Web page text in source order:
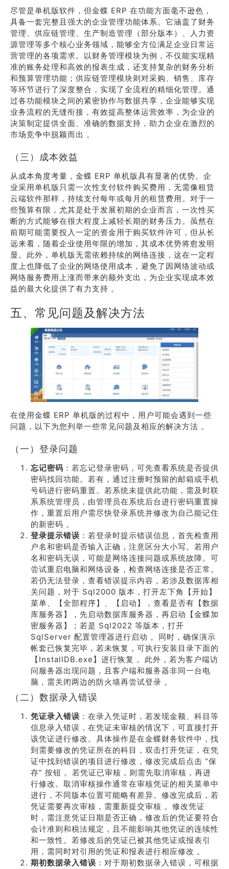
尽管是单机版软件，但金蝶 ERP 在功能方面毫不逊色，
具备一套完整且强大的企业管理功能体系。它涵盖了财务
管理、供应链管理、生产制造管理（部分版本）、人力资
源管理等多个核心业务领域，能够全方位满足企业日常运
营管理的各项需求。以财务管理模块为例，不仅能实现精
准的账务处理和高效的报表生成，还支持复杂的财务分析
和预算管理功能；供应链管理模块则对采购、销售、库存
等环节进行了深度整合，实现了全流程的精细化管理。通
过各功能模块之间的紧密协作与数据共享，企业能够实现
业务流程的无缝衔接，有效提高整体运营效率，为企业的
决策制定提供全面、准确的数据支持，助力企业在激烈的
市场竞争中脱颖而出 。
（三）成本效益
从成本角度考量，金蝶 ERP 单机版具有显著的优势。企
业采用单机版只需一次性支付软件购买费用，无需像租赁
云端软件那样，持续支付每年或每月的租赁费用。对于一
些预算有限，尤其是处于发展初期的企业而言，一次性买
断的方式能够在很大程度上减轻长期的财务压力。虽然在
前期可能需要投入一定的资金用于购买软件许可，但从长
远来看，随着企业使用年限的增加，其成本优势将愈发明
显。此外，单机版无需依赖持续的网络连接，这在一定程
度上也降低了企业的网络使用成本，避免了因网络波动或
网络服务费用上涨而带来的额外支出，为企业实现成本效
益的最大化提供了有力支持 。
五、常见问题及解决方法
在使用金蝶 ERP 单机版的过程中，用户可能会遇到一些
问题，以下为您列举一些常见问题及相应的解决方法 。
（一）登录问题
忘记密码 ：若忘记登录密码，可先查看系统是否提供
密码找回功能。若有，通过注册时预留的邮箱或手机
号码进行密码重置。若系统未提供此功能，需及时联
系系统管理员，由管理员在系统后台进行密码重置操
作，重置后用户需尽快登录系统并修改为自己能记住
的新密码 。
登录提示错误 ：若登录时提示错误信息，首先检查用
户名和密码是否输入正确，注意区分大小写。若用户
名和密码无误，可能是网络连接问题或系统故障。可
尝试重启电脑和网络设备，检查网络连接是否正常。
若仍无法登录，查看错误提示内容，若涉及数据库相
关问题，对于 Sql2000 版本，打开左下角【开始】
菜单、【全部程序】、【启动】，查看是否有【数据
库服务器】，先启动数据库服务器，再启动【金蝶加
密服务器】；若是 Sql2022 等版本，打开
SqlServer 配置管理器进行启动 。同时，确保演示
帐套已恢复完毕，若未恢复，可执行安装目录下面的
【InstallDB.exe】进行恢复 。此外，若为客户端访
问服务器出现问题，且客户端和服务器非同一台电
脑，需关闭两边的防火墙再尝试登录 。
（二）数据录入错误
凭证录入错误 ：在录入凭证时，若发现金额、科目等
信息录入错误，在凭证未审核的情况下，可直接打开
该凭证进行修改。具体操作是在金蝶财务软件中，找
到需要修改的凭证所在的科目，双击打开凭证，在凭
证中找到错误的项目进行修改，修改完成后点击 “保
存” 按钮 。若凭证已审核，则需先取消审核，再进
行修改。取消审核操作通常在审核凭证的相关菜单中
进行，不同版本位置可能略有差异。修改完成后，若
凭证需要再次审核，需重新提交审核 。修改凭证
时，需注意凭证日期是否正确，修改后的凭证要符合
会计准则和税法规定，且不能影响其他凭证的连续性
和一致性。若修改后的凭证已被其他凭证或报表引
用，需同时对引用的凭证和报表进行相应修改 。
期初数据录入错误 ：对于期初数据录入错误，可根据